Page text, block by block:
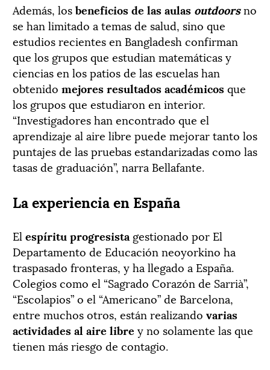
Además, losbeneficios de las aulas outdoorsno
se han limitado a temas de salud, sino que
estudios recientes en Bangladesh confirman
que los grupos que estudian matemáticas y
ciencias en los patios de las escuelas han
obtenido mejores resultados académicosque
los grupos que estudiaron en interior.
“Investigadores han encontrado que el
aprendizaje al aire libre puede mejorar tanto los
puntajes de las pruebas estandarizadas como las
tasas de graduación”, narra Bellafante.
La experiencia en España
El espíritu progresista gestionado por El
Departamento de Educación neoyorkino ha
traspasado fronteras, y ha llegado a España.
Colegios como el “Sagrado Corazón de Sarrià”,
“Escolapios” o el “Americano” de Barcelona,
entre muchos otros, están realizando varias
actividades al aire libre y no solamente las que
tienen más riesgo de contagio.